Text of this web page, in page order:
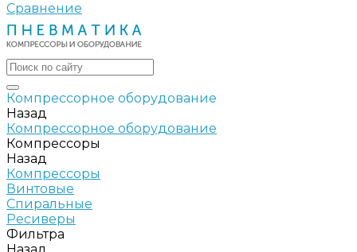
Сравнение
Компрессорное оборудование
Назад
Компрессорное оборудование
Компрессоры
Назад
Компрессоры
Винтовые
Спиральные
Ресиверы
Фильтра